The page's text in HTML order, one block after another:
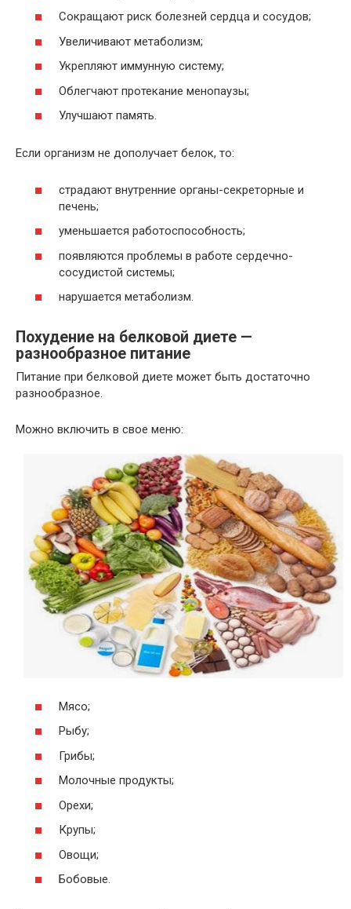
Сокращают риск болезней сердца и сосудов;
Увеличивают метаболизм;
Укрепляют иммунную систему;
Облегчают протекание менопаузы;
Улучшают память.
Если организм не дополучает белок, то:
страдают внутренние органы-секреторные и
печень;
уменьшается работоспособность;
появляются проблемы в работе сердечно-
сосудистой системы;
нарушается метаболизм.
Похудение на белковой диете —
разнообразное питание
Питание при белковой диете может быть достаточно
разнообразное.
Можно включить в свое меню:
Мясо;
Рыбу;
Грибы;
Молочные продукты;
Орехи;
Крупы;
Овощи;
Бобовые.